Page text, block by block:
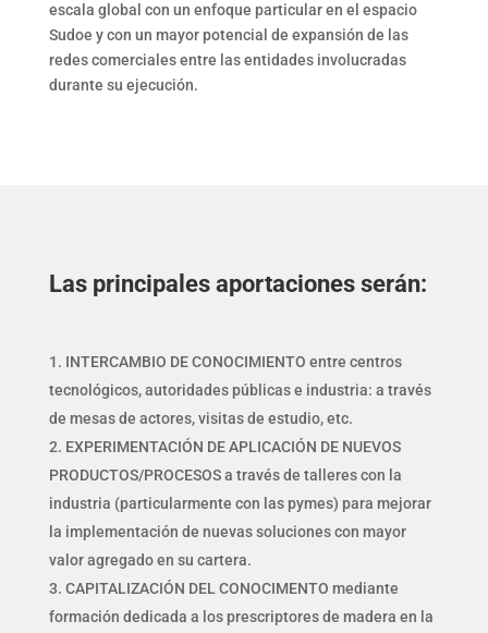
escala global con un enfoque particular en el espacio
Sudoe y con un mayor potencial de expansión de las
redes comerciales entre las entidades involucradas
durante su ejecución.
Las principales aportaciones serán:
INTERCAMBIO DE CONOCIMIENTO entre centros
tecnológicos, autoridades públicas e industria: a través
de mesas de actores, visitas de estudio, etc.
EXPERIMENTACIÓN DE APLICACIÓN DE NUEVOS
PRODUCTOS/PROCESOS a través de talleres con la
industria (particularmente con las pymes) para mejorar
la implementación de nuevas soluciones con mayor
valor agregado en su cartera.
CAPITALIZACIÓN DEL CONOCIMENTO mediante
formación dedicada a los prescriptores de madera en la